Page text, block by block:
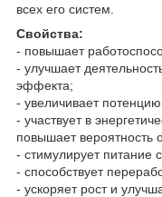
всех его систем.
Свойства:
- повышает
- улучшает
эффекта;
- увеличивает
- участвует в
повышает вероятность
- стимулирует
- способствует
- ускоряет рост и